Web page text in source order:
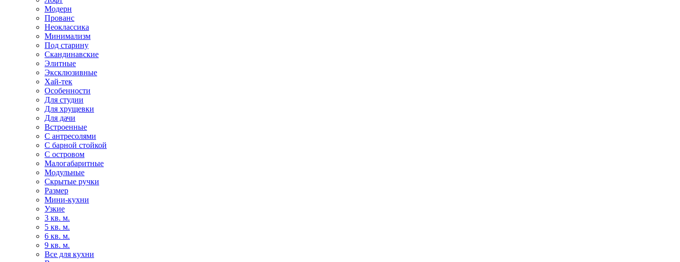
Модерн
Прованс
Неоклассика
Минимализм
Под старину
Скандинавские
Элитные
Эксклюзивные
Хай-тек
Особенности
Для студии
Для хрущевки
Для дачи
Встроенные
С антресолями
С барной стойкой
С островом
Малогабаритные
Модульные
Скрытые ручки
Размер
Мини-кухни
Узкие
3 кв. м.
5 кв. м.
6 кв. м.
9 кв. м.
Все для кухни